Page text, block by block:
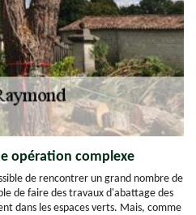
opération complexe
de rencontrer un grand nombre de
de faire des travaux d'abattage des
dans les espaces verts. Mais, comme